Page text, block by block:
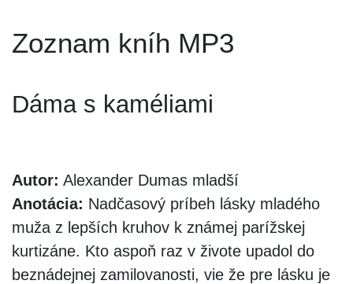
Zoznam kníh MP3
Dáma s kaméliami
Autor: Alexander Dumas mladší
Anotácia: Nadčasový príbeh lásky mladého
muža z lepších kruhov k známej parížskej
kurtizáne. Kto aspoň raz v živote upadol do
beznádejnej zamilovanosti, vie že pre lásku je